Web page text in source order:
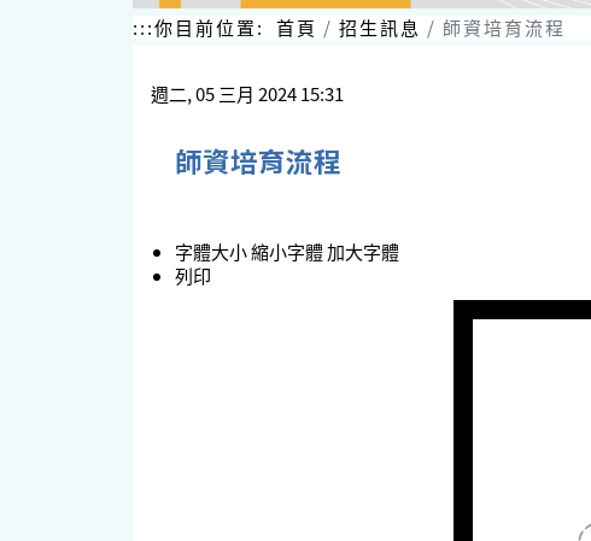
:::你目前位置: 首頁 招生訊息 師資培育流程
週二, 05 三月 2024 15:31
師資培育流程
字體大小縮小字體加大字體
列印